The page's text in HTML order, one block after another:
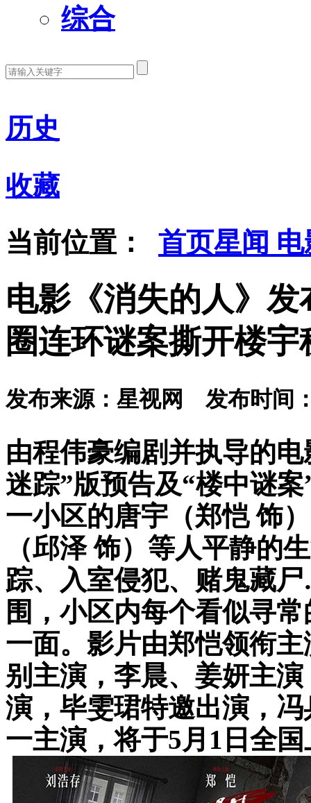
综合
历史
收藏
当前位置： 首页星闻
电影《消失的人》
圈连环谜案撕开楼宇
发布来源：星视网 发布时间
由程伟豪编剧并执导的
迷踪”版预告及“楼中谜
一小区的唐宇（郑恺 饰
（邱泽 饰）等人平静的
踪、入室侵犯、赌鬼藏
围，小区内每个看似寻
一面。影片由郑恺领衔
别主演，李晨、姜妍主
演，毕雯珺特邀出演，
一主演，将于5月1日全